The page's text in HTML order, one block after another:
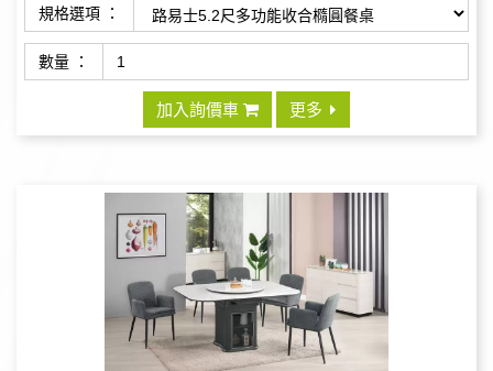
規格選項 ：
數量 ：
加入詢價車 更多